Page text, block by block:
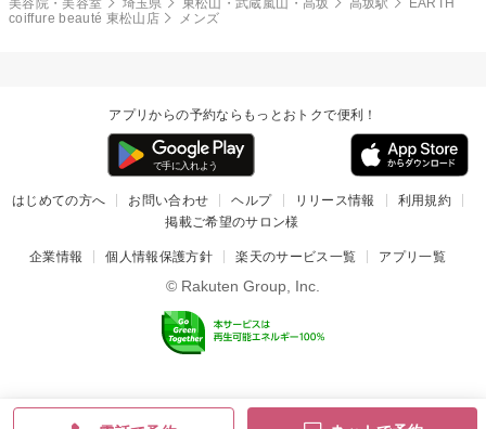
coiffure beauté 東松山店
メンズ
アプリからの予約ならもっとおトクで便利！
はじめての方へ お問い合わせ ヘルプ リリース情報
利用規約
掲載ご希望のサロン様
企業情報 個人情報保護方針 楽天のサービス一覧 アプリ一覧
© Rakuten Group, Inc.